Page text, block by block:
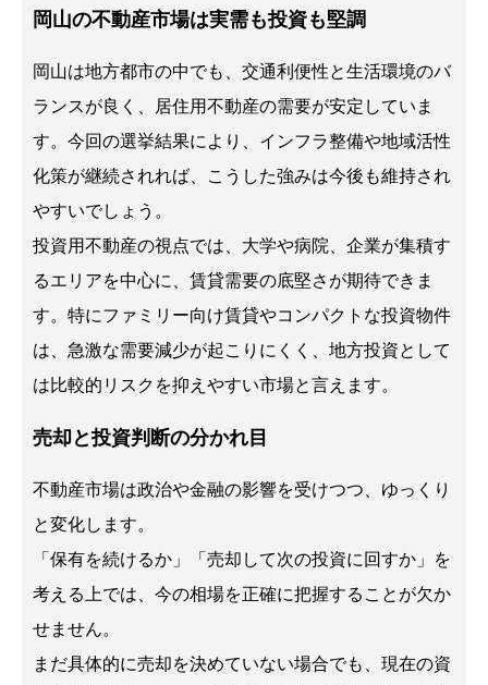
岡山の不動産市場は実需も投資も堅調
岡山は地方都市の中でも、交通利便性と生活環境のバ
ランスが良く、居住用不動産の需要が安定していま
す。今回の選挙結果により、インフラ整備や地域活性
化策が継続されれば、こうした強みは今後も維持され
やすいでしょう。
投資用不動産の視点では、大学や病院、企業が集積す
るエリアを中心に、賃貸需要の底堅さが期待できま
す。特にファミリー向け賃貸やコンパクトな投資物件
は、急激な需要減少が起こりにくく、地方投資として
は比較的リスクを抑えやすい市場と言えます。
売却と投資判断の分かれ目
不動産市場は政治や金融の影響を受けつつ、ゆっくり
と変化します。
「保有を続けるか」「売却して次の投資に回すか」を
考える上では、今の相場を正確に把握することが欠か
せません。
まだ具体的に売却を決めていない場合でも、現在の資